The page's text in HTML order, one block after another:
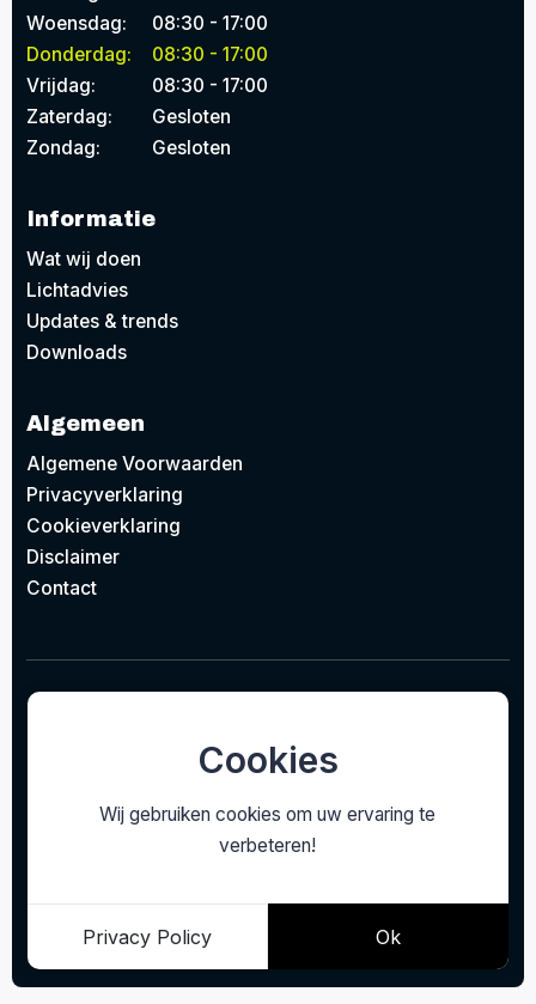
Woensdag:
08:30 - 17:00
Donderdag:
08:30 - 17:00
Vrijdag:
08:30 - 17:00
Zaterdag:
Gesloten
Zondag:
Gesloten
Informatie
Wat wij doen
Lichtadvies
Updates & trends
Downloads
Algemeen
Algemene Voorwaarden
Privacyverklaring
Cookieverklaring
Disclaimer
Contact
Cookies
Wij gebruiken cookies om uw ervaring te
verbeteren!
Privacy Policy Ok